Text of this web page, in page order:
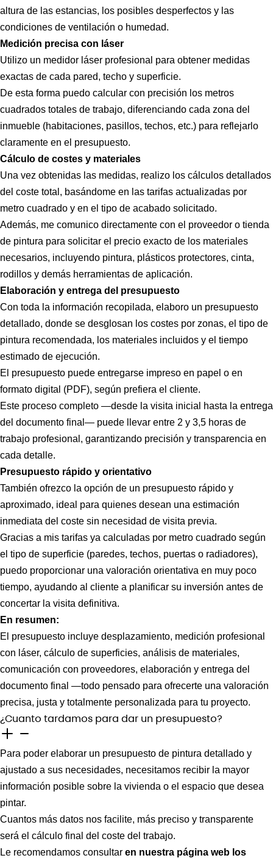
altura de las estancias, los posibles desperfectos y las
condiciones de ventilación o humedad.
Medición precisa con láser
Utilizo un medidor láser profesional para obtener medidas
exactas de cada pared, techo y superficie.
De esta forma puedo calcular con precisión los metros
cuadrados totales de trabajo, diferenciando cada zona del
inmueble (habitaciones, pasillos, techos, etc.) para reflejarlo
claramente en el presupuesto.
Cálculo de costes y materiales
Una vez obtenidas las medidas, realizo los cálculos detallados
del coste total, basándome en las tarifas actualizadas por
metro cuadrado y en el tipo de acabado solicitado.
Además, me comunico directamente con el proveedor o tienda
de pintura para solicitar el precio exacto de los materiales
necesarios, incluyendo pintura, plásticos protectores, cinta,
rodillos y demás herramientas de aplicación.
Elaboración y entrega del presupuesto
Con toda la información recopilada, elaboro un presupuesto
detallado, donde se desglosan los costes por zonas, el tipo de
pintura recomendada, los materiales incluidos y el tiempo
estimado de ejecución.
El presupuesto puede entregarse impreso en papel o en
formato digital (PDF), según prefiera el cliente.
Este proceso completo —desde la visita inicial hasta la entrega
del documento final— puede llevar entre 2 y 3,5 horas de
trabajo profesional, garantizando precisión y transparencia en
cada detalle.
Presupuesto rápido y orientativo
También ofrezco la opción de un presupuesto rápido y
aproximado, ideal para quienes desean una estimación
inmediata del coste sin necesidad de visita previa.
Gracias a mis tarifas ya calculadas por metro cuadrado según
el tipo de superficie (paredes, techos, puertas o radiadores),
puedo proporcionar una valoración orientativa en muy poco
tiempo, ayudando al cliente a planificar su inversión antes de
concertar la visita definitiva.
En resumen:
El presupuesto incluye desplazamiento, medición profesional
con láser, cálculo de superficies, análisis de materiales,
comunicación con proveedores, elaboración y entrega del
documento final —todo pensado para ofrecerte una valoración
precisa, justa y totalmente personalizada para tu proyecto.
¿Cuanto tardamos para dar un presupuesto?
Para poder elaborar un presupuesto de pintura detallado y
ajustado a sus necesidades, necesitamos recibir la mayor
información posible sobre la vivienda o el espacio que desea
pintar.
Cuantos más datos nos facilite, más preciso y transparente
será el cálculo final del coste del trabajo.
Le recomendamos consultar en nuestra página web los